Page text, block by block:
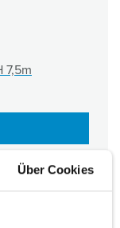
Über Cookies
7,5m